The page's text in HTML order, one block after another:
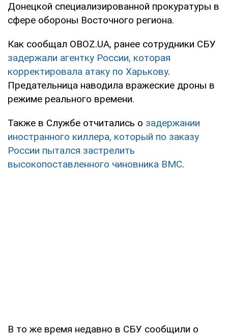
Донецкой специализированной прокуратуры в
сфере обороны Восточного региона.
Как сообщал OBOZ.UA, ранее сотрудники СБУ
задержали агентку России, которая
корректировала атаку по Харькову.
Предательница наводила вражеские дроны в
режиме реального времени.
Также в Службе отчитались о задержании
иностранного киллера, который по заказу
России пытался застрелить
высокопоставленного чиновника ВМС.
В то же время недавно в СБУ сообщили о